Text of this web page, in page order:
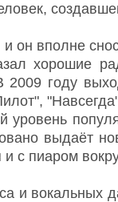
он вполне
хорошие
2009 году
выдаёт
с пиаром
и вокальных